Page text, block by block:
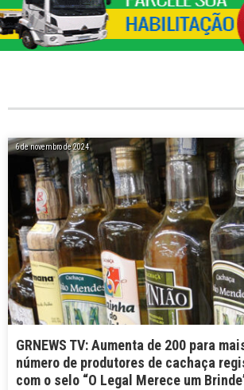
6 de novembro de 2024
GRNEWS TV: Aumenta de 200 para
número de produtores de cachaça
com o selo “O Legal Merece um